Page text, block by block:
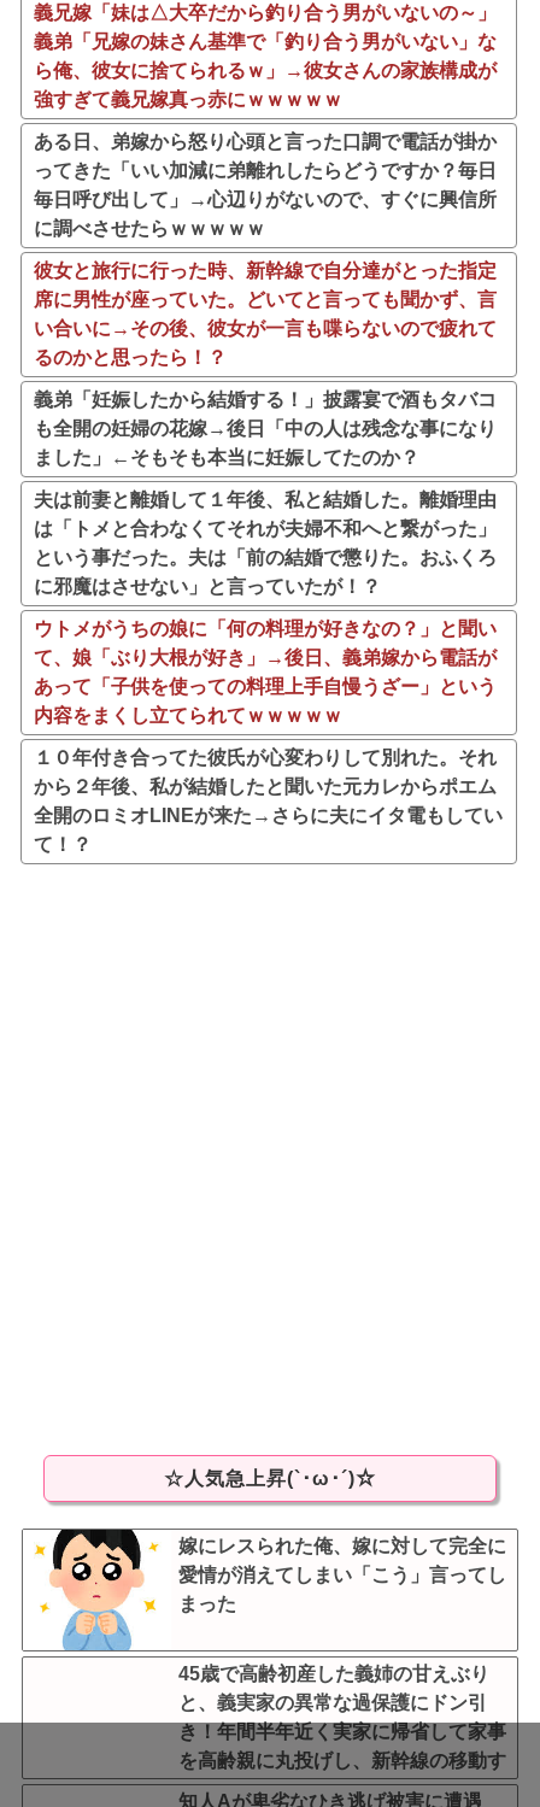
義兄嫁「妹は△大卒だから釣り合う男がいないの～」
義弟「兄嫁の妹さん基準で「釣り合う男がいない」な
ら俺、彼女に捨てられるｗ」→彼女さんの家族構成が
強すぎて義兄嫁真っ赤にｗｗｗｗｗ
ある日、弟嫁から怒り心頭と言った口調で電話が掛か
ってきた「いい加減に弟離れしたらどうですか？毎日
毎日呼び出して」→心辺りがないので、すぐに興信所
に調べさせたらｗｗｗｗｗ
彼女と旅行に行った時、新幹線で自分達がとった指定
席に男性が座っていた。どいてと言っても聞かず、言
い合いに→その後、彼女が一言も喋らないので疲れて
るのかと思ったら！？
義弟「妊娠したから結婚する！」披露宴で酒もタバコ
も全開の妊婦の花嫁→後日「中の人は残念な事になり
ました」←そもそも本当に妊娠してたのか？
夫は前妻と離婚して１年後、私と結婚した。離婚理由
は「トメと合わなくてそれが夫婦不和へと繋がった」
という事だった。夫は「前の結婚で懲りた。おふくろ
に邪魔はさせない」と言っていたが！？
ウトメがうちの娘に「何の料理が好きなの？」と聞い
て、娘「ぶり大根が好き」→後日、義弟嫁から電話が
あって「子供を使っての料理上手自慢うざー」という
内容をまくし立てられてｗｗｗｗｗ
１０年付き合ってた彼氏が心変わりして別れた。それ
から２年後、私が結婚したと聞いた元カレからポエム
全開のロミオLINEが来た→さらに夫にイタ電もしてい
て！？
☆人気急上昇(`･ω･´)☆
嫁にレスられた俺、嫁に対して完全に
愛情が消えてしまい「こう」言ってし
まった
45歳で高齢初産した義姉の甘えぶり
と、義実家の異常な過保護にドン引
き！年間半年近く実家に帰省して家事
を高齢親に丸投げし、新幹線の移動す
ら義兄に送迎させていた・・・
知人Aが卑劣なひき逃げ被害に遭遇